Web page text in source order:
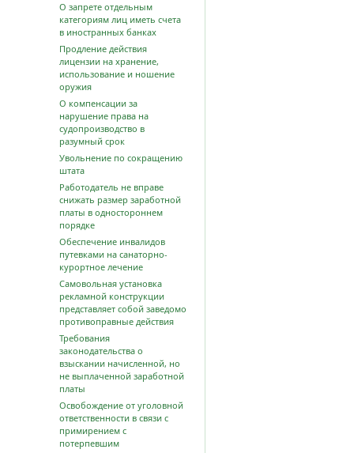
О запрете отдельным
категориям лиц иметь счета
в иностранных банках
Продление действия
лицензии на хранение,
использование и ношение
оружия
О компенсации за
нарушение права на
судопроизводство в
разумный срок
Увольнение по сокращению
штата
Работодатель не вправе
снижать размер заработной
платы в одностороннем
порядке
Обеспечение инвалидов
путевками на санаторно-
курортное лечение
Самовольная установка
рекламной конструкции
представляет собой заведомо
противоправные действия
Требования
законодательства о
взыскании начисленной, но
не выплаченной заработной
платы
Освобождение от уголовной
ответственности в связи с
примирением с
потерпевшим